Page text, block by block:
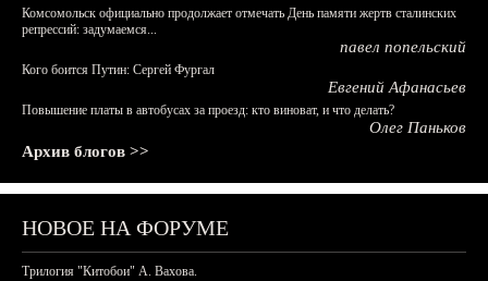
Комсомольск официально продолжает отмечать День памяти жертв сталинских
репрессий: задумаемся...
павел попельский
Кого боится Путин: Сергей Фургал
Евгений Афанасьев
Повышение платы в автобусах за проезд: кто виноват, и что делать?
Олег Паньков
Архив блогов >>
НОВОЕ НА ФОРУМЕ
Трилогия "Китобои" А. Вахова.